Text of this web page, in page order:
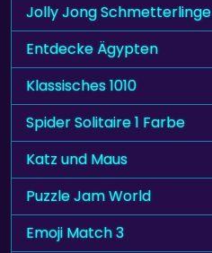
Jolly Jong Schmetterlinge
Entdecke Ägypten
Klassisches 1010
Spider Solitaire 1 Farbe
Katz und Maus
Puzzle Jam World
Emoji Match 3